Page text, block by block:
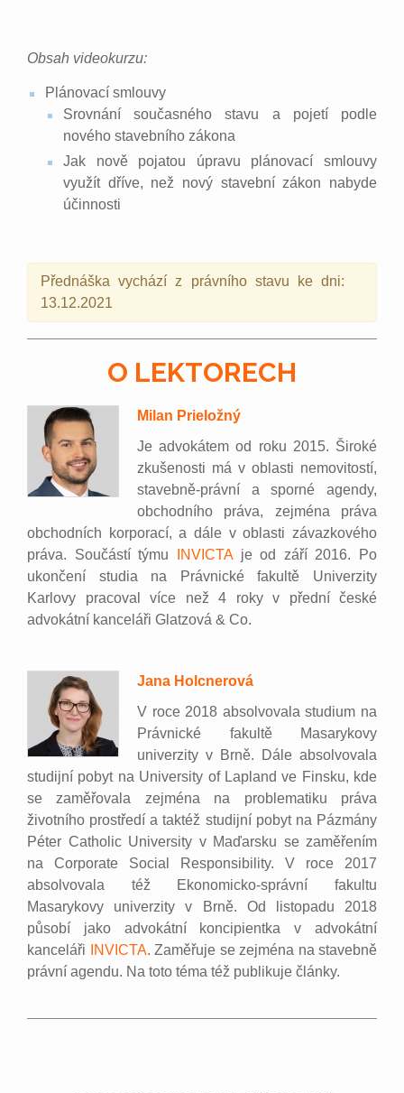
Obsah videokurzu:
Plánovací smlouvy
Srovnání současného stavu a pojetí podle
nového stavebního zákona
Jak nově pojatou úpravu plánovací smlouvy
využít dříve, než nový stavební zákon nabyde
účinnosti
Přednáška vychází z právního stavu ke dni:
13.12.2021
O LEKTORECH
Milan Prieložný
Je advokátem od roku 2015. Široké
zkušenosti má v oblasti nemovitostí,
stavebně-právní a sporné agendy,
obchodního práva, zejména práva
obchodních korporací, a dále v oblasti závazkového
práva. Součástí týmu
INVICTAje od září 2016. Po
ukončení studia na Právnické fakultě Univerzity
Karlovy pracoval více než 4 roky v přední české
advokátní kanceláři Glatzová & Co.
Jana Holcnerová
V roce 2018 absolvovala studium na
Právnické fakultě Masarykovy
univerzity v Brně. Dále absolvovala
studijní pobyt na University of Lapland ve Finsku, kde
se zaměřovala zejména na problematiku práva
životního prostředí a taktéž studijní pobyt na Pázmány
Péter Catholic University v Maďarsku se zaměřením
na Corporate Social Responsibility. V roce 2017
absolvovala též Ekonomicko-správní fakultu
Masarykovy univerzity v Brně. Od listopadu 2018
působí jako advokátní koncipientka v advokátní
kanceláři
INVICTA. Zaměřuje se zejména na stavebně
právní agendu. Na toto téma též publikuje články.